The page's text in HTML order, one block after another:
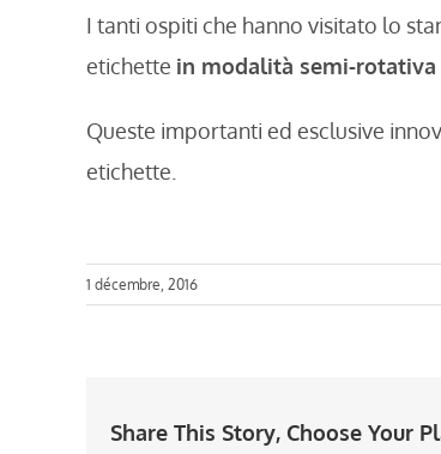
I tanti ospiti che hanno visitato lo
etichette in modalità semi-
Queste importanti ed esclusive
etichette.
1 décembre, 2016
Share This Story, Choose Your